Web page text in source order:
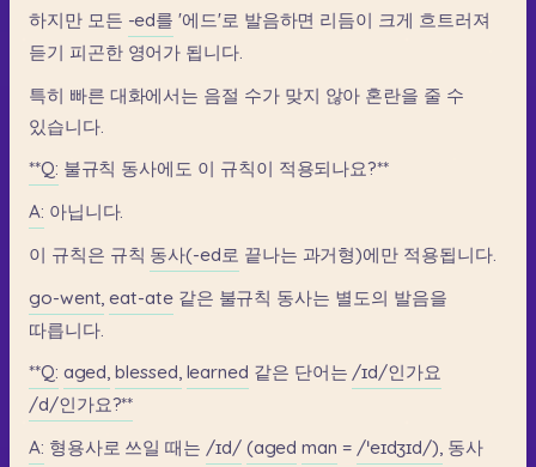
하지만 모든 -ed를 '에드'로 발음하면 리듬이 크게 흐트러져
듣기 피곤한 영어가 됩니다.
특히 빠른 대화에서는 음절 수가 맞지 않아 혼란을 줄 수
있습니다.
**Q: 불규칙 동사에도 이 규칙이 적용되나요?**
A: 아닙니다.
이 규칙은 규칙 동사(-ed로 끝나는 과거형)에만 적용됩니다.
go-went, eat-ate 같은 불규칙 동사는 별도의 발음을
따릅니다.
**Q: aged, blessed, learned 같은 단어는 /ɪd/인가요
/d/인가요?**
A: 형용사로 쓰일 때는 /ɪd/ (aged man = /ˈeɪdʒɪd/), 동사